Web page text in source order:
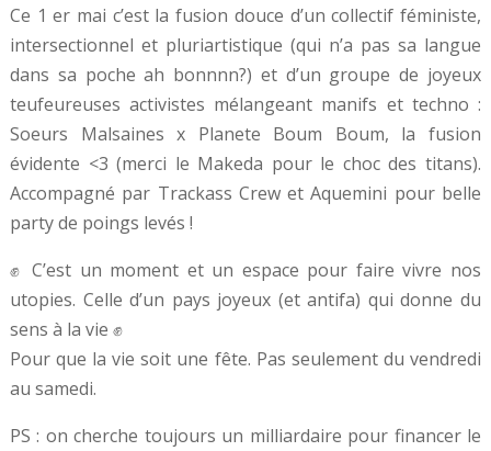
Ce 1 er mai c’est la fusion douce d’un collectif féministe,
intersectionnel et pluriartistique (qui n’a pas sa langue
dans sa poche ah bonnnn?) et d’un groupe de joyeux
teufeureuses activistes mélangeant manifs et techno :
Soeurs Malsaines x Planete Boum Boum, la fusion
évidente <3 (merci le Makeda pour le choc des titans).
Accompagné par Trackass Crew et Aquemini pour belle
party de poings levés !
✊ C’est un moment et un espace pour faire vivre nos
utopies. Celle d’un pays joyeux (et antifa) qui donne du
sens à la vie ✊
Pour que la vie soit une fête. Pas seulement du vendredi
au samedi.
PS : on cherche toujours un milliardaire pour financer le